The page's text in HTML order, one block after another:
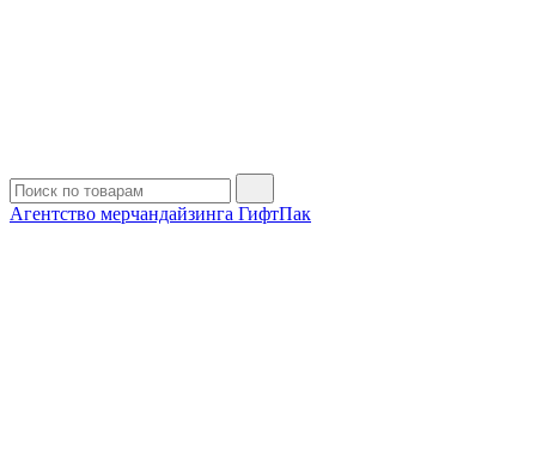
Агентство мерчандайзинга ГифтПак